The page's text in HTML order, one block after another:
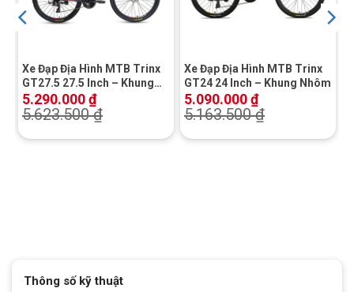
Xe Đạp Địa Hình MTB Trinx
GT27.5 27.5 Inch – Khung
Nhôm
5.290.000₫
5.623.500₫
Xe Đạp Địa Hình MTB Trinx
GT24 24 Inch – Khung Nhôm
5.090.000₫
5.163.500₫
Thông số kỹ thuật